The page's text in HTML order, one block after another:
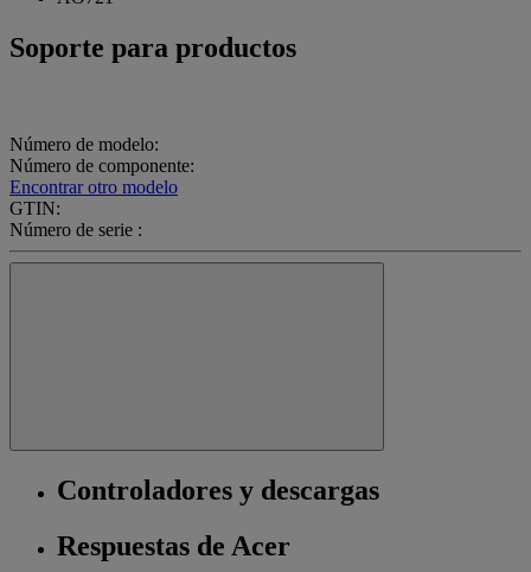
Soporte para productos
Número de modelo:
Número de componente:
Encontrar otro modelo
GTIN:
Número de serie :
Controladores y descargas
Respuestas de Acer